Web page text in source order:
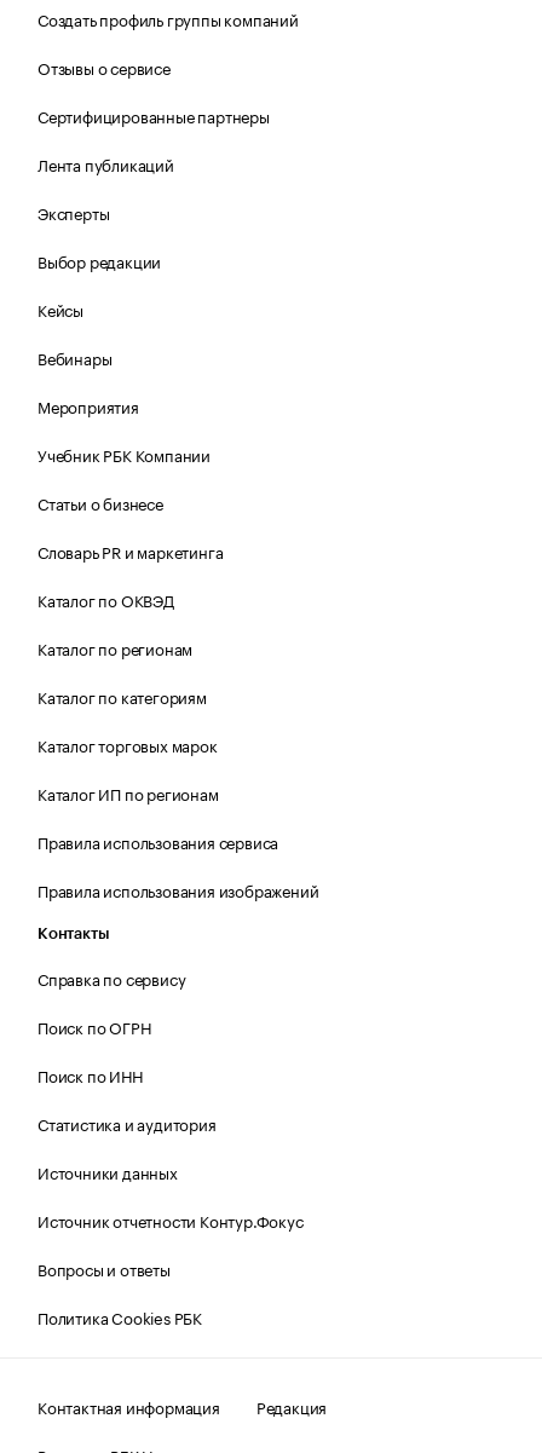
Создать профиль группы компаний
Отзывы о сервисе
Сертифицированные партнеры
Лента публикаций
Эксперты
Выбор редакции
Кейсы
Вебинары
Мероприятия
Учебник РБК Компании
Статьи о бизнесе
Словарь PR и маркетинга
Каталог по ОКВЭД
Каталог по регионам
Каталог по категориям
Каталог торговых марок
Каталог ИП по регионам
Правила использования сервиса
Правила использования изображений
Контакты
Справка по сервису
Поиск по ОГРН
Поиск по ИНН
Статистика и аудитория
Источники данных
Источник отчетности Контур.Фокус
Вопросы и ответы
Политика Cookies РБК
Контактная информация
Редакция